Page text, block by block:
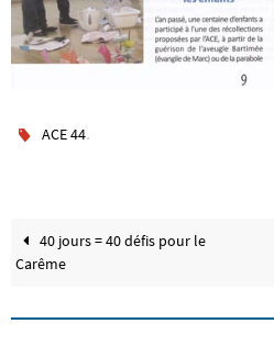
ACE 44.
40 jours = 40 défis pour le
Carême